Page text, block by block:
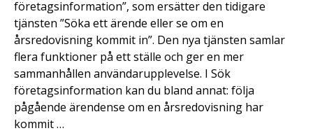
företagsinformation”, som ersätter den tidigare
tjänsten ”Söka ett ärende eller se om en
årsredovisning kommit in”. Den nya tjänsten samlar
flera funktioner på ett ställe och ger en mer
sammanhållen användarupplevelse. I Sök
företagsinformation kan du bland annat: följa
pågående ärendense om en årsredovisning har
kommit …